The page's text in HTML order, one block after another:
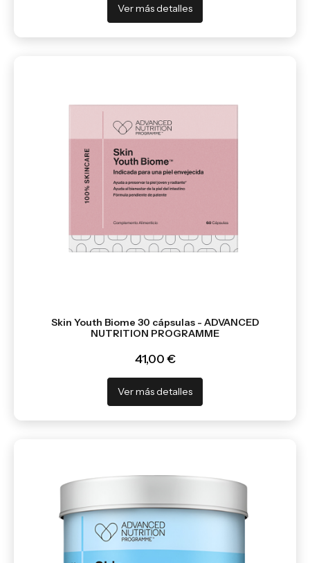
Ver más detalles
Skin Youth Biome 30 cápsulas - ADVANCED
NUTRITION PROGRAMME
41,00 €
Ver más detalles